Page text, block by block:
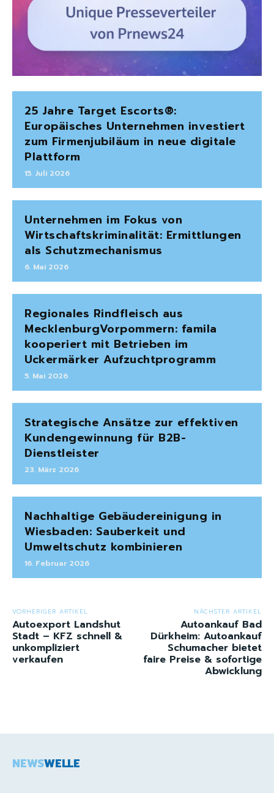
25 Jahre Target Escorts®:
Europäisches Unternehmen investiert
zum Firmenjubiläum in neue digitale
Plattform
15. Juli 2026
Unternehmen im Fokus von
Wirtschaftskriminalität: Ermittlungen
als Schutzmechanismus
6. Mai 2026
Regionales Rindfleisch aus
MecklenburgVorpommern: famila
kooperiert mit Betrieben im
Uckermärker Aufzuchtprogramm
5. Mai 2026
Strategische Ansätze zur effektiven
Kundengewinnung für B2B-
Dienstleister
23. März 2026
Nachhaltige Gebäudereinigung in
Wiesbaden: Sauberkeit und
Umweltschutz kombinieren
16. Februar 2026
VORHERIGER ARTIKEL
Autoexport Landshut
Stadt – KFZ schnell &
unkompliziert
verkaufen
NÄCHSTER ARTIKEL
Autoankauf Bad
Dürkheim: Autoankauf
Schumacher bietet
faire Preise & sofortige
Abwicklung
NEWSWELLE